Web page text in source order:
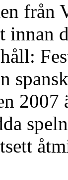
från
innan